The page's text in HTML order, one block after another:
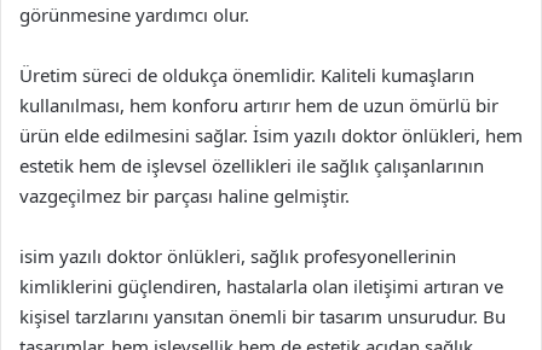
görünmesine yardımcı olur.
Üretim süreci de oldukça önemlidir. Kaliteli kumaşların
kullanılması, hem konforu artırır hem de uzun ömürlü bir
ürün elde edilmesini sağlar. İsim yazılı doktor önlükleri, hem
estetik hem de işlevsel özellikleri ile sağlık çalışanlarının
vazgeçilmez bir parçası haline gelmiştir.
isim yazılı doktor önlükleri, sağlık profesyonellerinin
kimliklerini güçlendiren, hastalarla olan iletişimi artıran ve
kişisel tarzlarını yansıtan önemli bir tasarım unsurudur. Bu